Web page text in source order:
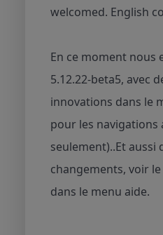
welcomed. English
En ce moment nous
5.12.22-beta5, avec
innovations dans le
pour les navigations
seulement)..Et aussi
changements, voir
dans le menu aide.